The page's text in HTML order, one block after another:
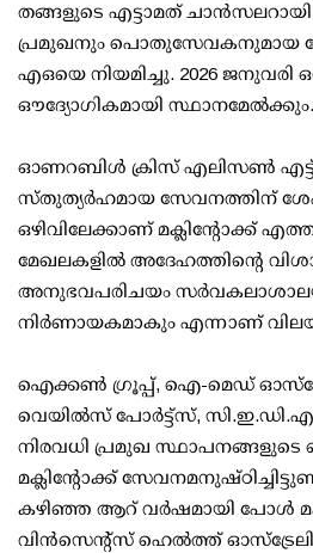
തങ്ങളുടെ എട്ടാമത്
പ്രമുഖനും പൊതുസേവകനുമായ
എഒയെ നിയമിച്ചു. 2026 ജനുവരി
ഔദ്യോഗികമായി സ്ഥാനമേൽക്കും.
ഓണറബിൾ ക്രിസ് എലിസൺ
സ്തുത്യർഹമായ സേവനത്തിന്
ഒഴിവിലേക്കാണ് മക്ലിന്റോക്ക്
മേഖലകളിൽ അദേഹത്തിന്റെ
അനുഭവപരിചയം
നിർണായകമാകും എന്നാണ്
ഐക്കൺ ഗ്രൂപ്പ്, ഐ-മെഡ്
വെയിൽസ് പോർട്ട്‌സ്, സി.ഇ.ഡി.എ.
നിരവധി പ്രമുഖ സ്ഥാപനങ്ങളുടെ
മക്ലിന്റോക്ക്
കഴിഞ്ഞ ആറ് വർഷമായി പോൾ
വിൻസെന്റ്‌സ് ഹെൽത്ത്